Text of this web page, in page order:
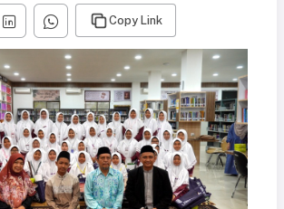
Copy Link